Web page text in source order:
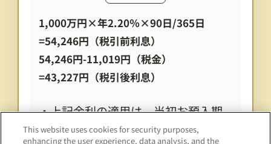
1,000万円×年2.20％×90日/365日
=54,246円（税引前利息）
54,246円-11,019円（税金）
=43,227円（税引後利息）
・上記金利の適用は、当初お預入期
間（3カ月）のみとなり、満期日に
This website uses cookies for security purposes,
enhancing the user experience, data analysis, and the